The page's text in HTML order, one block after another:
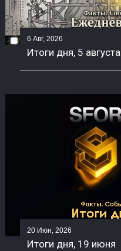
6 Авг, 2026
Итоги дня, 5 августа
20 Июн, 2026
Итоги дня, 19 июня